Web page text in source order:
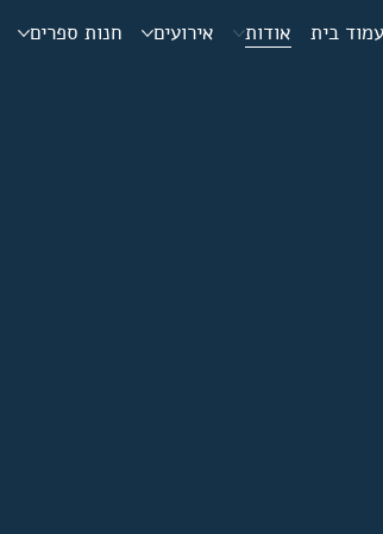
עמוד בית אודות אירועים חנות ספרים